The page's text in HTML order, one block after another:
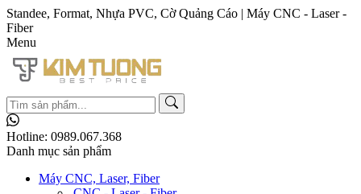
Standee, Format, Nhựa PVC, Cờ Quảng Cáo | Máy CNC - Laser -
Fiber
Menu
Hotline: 0989.067.368
Danh mục sản phẩm
Máy CNC, Laser, Fiber